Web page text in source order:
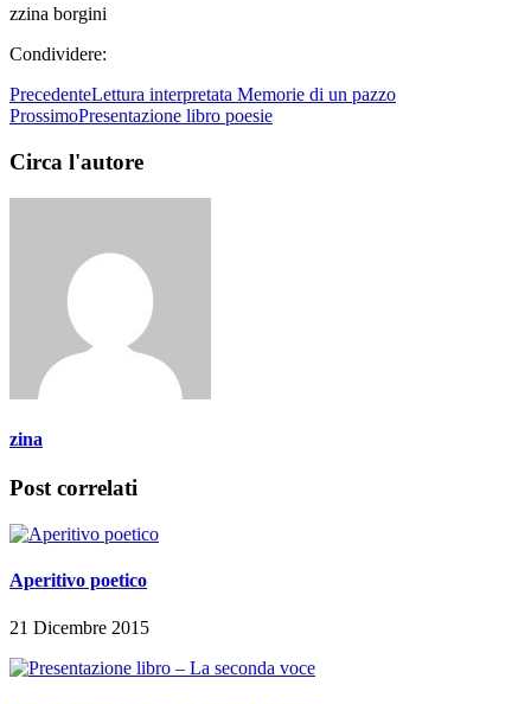
zzina borgini
Condividere:
PrecedenteLettura interpretata Memorie di un pazzo
ProssimoPresentazione libro poesie
Circa l'autore
zina
Post correlati
Aperitivo poetico
21 Dicembre 2015